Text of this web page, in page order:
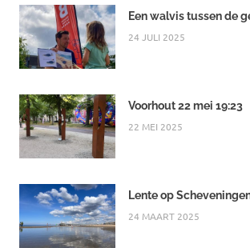
Een walvis tussen de
24 JULI 2025
Voorhout 22 mei 19:23
22 MEI 2025
Lente op
24 MAART 2025